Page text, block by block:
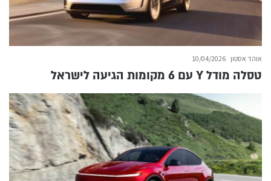
אוהד אסטון 10/04/2026
טסלה מודל Y עם 6 מקומות הגיעה לישראל